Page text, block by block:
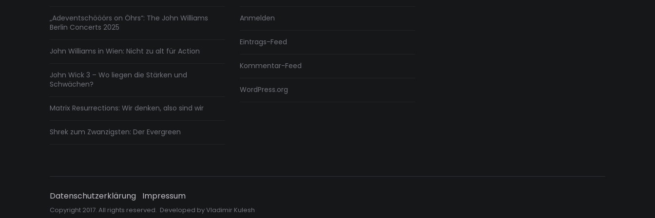
„Adeventschööörs on Öhrs“: The John Williams
Berlin Concerts 2025
John Williams in Wien: Nicht zu alt für Action
John Wick 3 – Wo liegen die Stärken und
Schwächen?
Matrix Resurrections: Wir denken, also sind wir
Shrek zum Zwanzigsten: Der Evergreen
Anmelden
Eintrags-Feed
Kommentar-Feed
WordPress.org
Datenschutzerklärung Impressum
Copyright 2017. All rights reserved. Developed byVladimir Kulesh